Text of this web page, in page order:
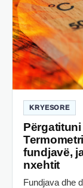
KRYESORE
fundjavë,
nxehtit
Fundjava dhe